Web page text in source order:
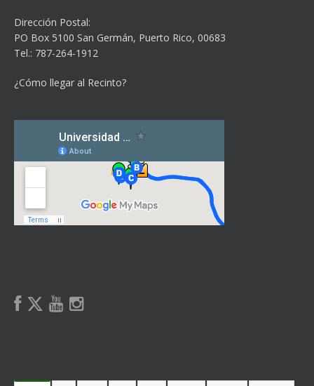
Dirección Postal:
PO Box 5100 San Germán, Puerto Rico, 00683
Tel.: 787-264-1912
¿Cómo llegar al Recinto?